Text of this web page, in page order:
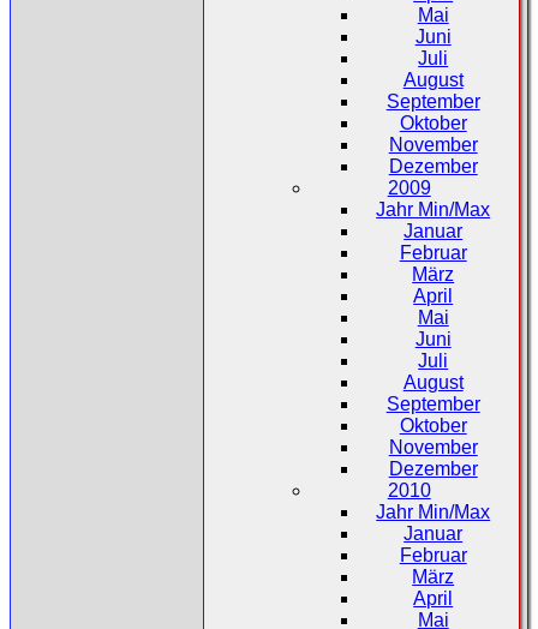
Mai
Juni
Juli
August
September
Oktober
November
Dezember
2009
Jahr Min/Max
Januar
Februar
März
April
Mai
Juni
Juli
August
September
Oktober
November
Dezember
2010
Jahr Min/Max
Januar
Februar
März
April
Mai